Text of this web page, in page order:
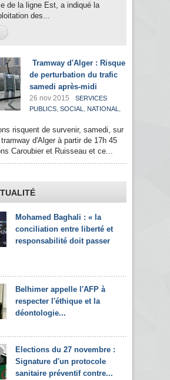
de la ligne Est, a indiqué la
des...
Tramway d'Alger : Risque
de perturbation du trafic
samedi après-midi
26 nov 2015
SERVICES
PUBLICS, SOCIAL , NATIONAL ,
risquent de survenir, samedi, sur
d'Alger à partir de 17h 45
Caroubier et Ruisseau et ce...
Mohamed Baghali : « la
conciliation entre liberté et
responsabilité doit passer
Belhimer appelle l'AFP à
respecter l'éthique et la
déontologie...
Elections du 27 novembre :
Signature d'un protocole
sanitaire préventif contre...